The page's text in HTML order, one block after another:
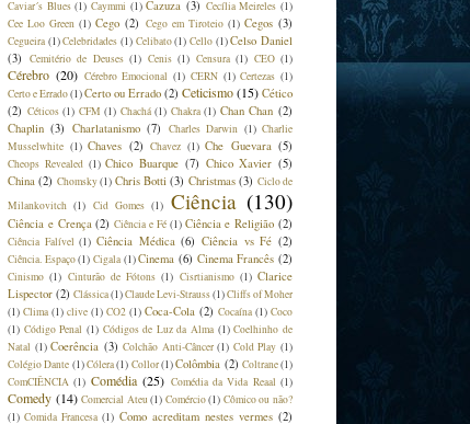
Caviar´s Blues (1) Caymmi (1) Cazuza (3) Cecília Meireles (1)
Cee Loo Green (1) Cego (2) Cego em Tiroteio (1) Cegos (3)
Cegueira (1) Celebridades (1) Celibato (1) Cello (1) Celso Daniel
(3)
Cemitério de Deuses (1) Cenis (1) Censura (1) CEO (1)
Cérebro (20) Cérebro Emocional (1) CERN (1) Certezas (1)
Certo e Errado(1)Certo ou Errado (2) Ceticismo(15) Cético
(2) Céticos (1) CFM (1) Chachá (1) Chakra (1) Chan Chan (2)
Chaplin (3) Charlatanismo (7) Charles Darwin (1) Charlie
Musselwhite (1) Chaves (2) Chavez (1) Che Guevara (5)
Cheops Revealed (1) Chico Buarque (7) Chico Xavier (5)
China (2) Chomsky(1) Chris Botti (3) Christmas (3) Ciclo de
Milankovitch (1) Cid Gomes (1) Ciência (130)
Ciência e Crença (2) Ciência e Fé (1) Ciência e Religião (2)
Ciência Falível (1) Ciência Médica (6) Ciência vs Fé (2)
Ciência. Espaço (1) Cigala (1) Cinema (6) Cinema Francês (2)
Cinismo (1) Cinturão de Fótons (1) Cisrtianismo (1) Clarice
Lispector (2) Clássica(1)Claude Levi-Strauss(1)Cliffs of Moher
(1) Clima (1) clive (1) CO2 (1) Coca-Cola (2) Cocaína (1) Coco
(1) Código Penal (1) Códigos de Luz da Alma (1) Coelhinho de
Natal (1) Coerência (3) Colchão Anti-Câncer (1) Cold Play (1)
Colégio Dante (1)Cólera(1) Collor(1)Colômbia (2) Coltrane(1)
ComCIÊNCIA (1) Comédia (25) Comédia da Vida Reaal (1)
Comedy (14) Comercial Ateu(1) Comércio(1) Cômico ou não?
(1) Comida Francesa (1) Como acreditam nestes vermes (2)